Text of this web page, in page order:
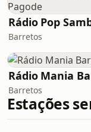
Barretos
Rádio Mania
Barretos
Estações